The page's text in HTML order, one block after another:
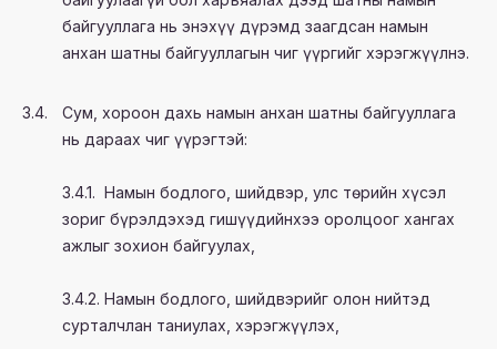
байгууллага нь энэхүү дүрэмд заагдсан намын
анхан шатны байгууллагын чиг үүргийг хэрэгжүүлнэ.
3.4.
Сум, хороон дахь намын анхан шатны байгууллага
нь дараах чиг үүрэгтэй:
3.4.1. Намын бодлого, шийдвэр, улс төрийн хүсэл
зориг бүрэлдэхэд гишүүдийнхээ оролцоог хангах
ажлыг зохион байгуулах,
3.4.2. Намын бодлого, шийдвэрийг олон нийтэд
сурталчлан таниулах, хэрэгжүүлэх,